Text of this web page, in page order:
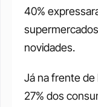
40%
novidades.
Já na frente de
27% dos